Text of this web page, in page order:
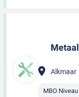
Alkmaar
MBO Niveau